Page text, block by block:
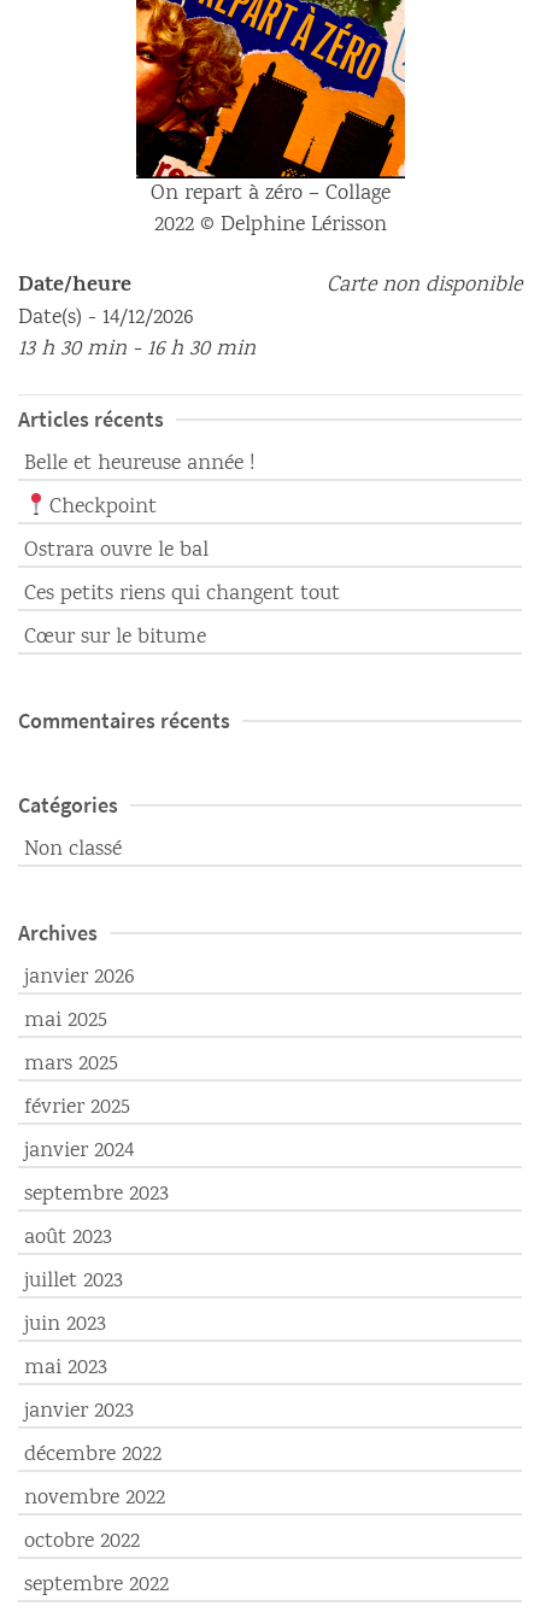
On repart à zéro – Collage
2022 © Delphine Lérisson
Carte non disponible
Date/heure
Date(s) - 14/12/2026
13 h 30 min - 16 h 30 min
Articles récents
Belle et heureuse année !
Checkpoint
Ostrara ouvre le bal
Ces petits riens qui changent tout
Cœur sur le bitume
Commentaires récents
Catégories
Non classé
Archives
janvier 2026
mai 2025
mars 2025
février 2025
janvier 2024
septembre 2023
août 2023
juillet 2023
juin 2023
mai 2023
janvier 2023
décembre 2022
novembre 2022
octobre 2022
septembre 2022